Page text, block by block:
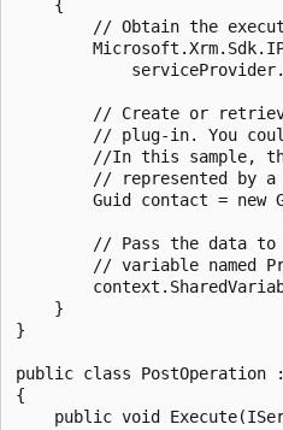
    {
// Obtain the
// Create or
// plug-in. You
//In this sample,
// represented by a
Guid contact = new
// Pass the data
// variable named
    }
}
public class PostOperation
{
public void